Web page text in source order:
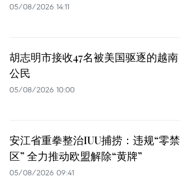
05/08/2026 14:11
胡志明市接收47名被美国驱逐的越南
公民
05/08/2026 10:00
安江省重拳整治IUU捕捞：违规“零禁
区” 全力推动欧盟解除“黄牌”
05/08/2026 09:41